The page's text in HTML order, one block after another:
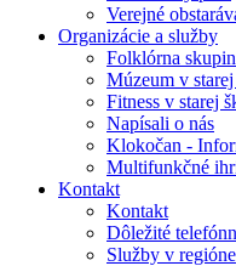
Verejné
Organizácie a služby
Folklórna
Múzeum v
Fitness v starej
Napísali o nás
Klokočan -
Multifunkčné
Kontakt
Kontakt
Dôležité
Služby v regióne